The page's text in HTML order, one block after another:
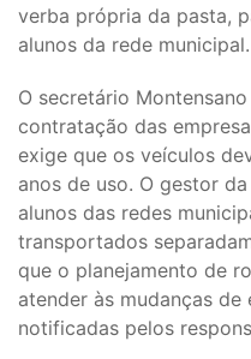
verba própria da pasta,
alunos da rede municipal.
O secretário
contratação das
exige que os veículos
anos de uso. O gestor
alunos das redes
transportados
que o planejamento de
atender às mudanças
notificadas pelos